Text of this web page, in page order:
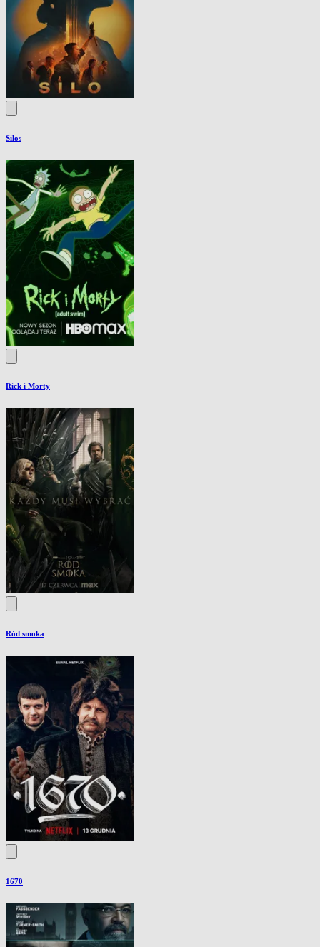
Silos
Rick i Morty
Ród smoka
1670